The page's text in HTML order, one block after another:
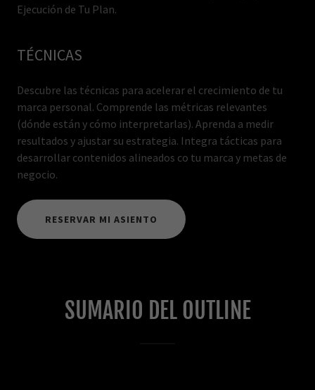
Ejecución de Tu Plan.
TÉCNICAS
Descubre las técnicas para acelerar el crecimiento de tu
marca personal. Comprende las métricas relevantes
(dónde están y cómo interpretarlas). Aprenda a medir
resultados y ajustar su estrategia. Integra tácticas para
desarrollar contenidos alineados co tu marca y metas de
negocio.
RESERVAR MI ASIENTO
SUMARIO DEL OUTLINE